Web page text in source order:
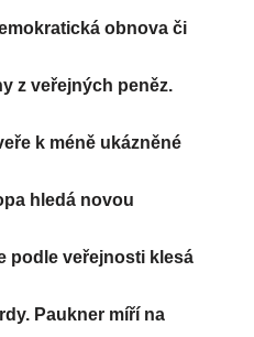
obnova či
z veřejných peněz.
k méně ukázněné
hledá novou
podle veřejnosti klesá
Paukner míří na